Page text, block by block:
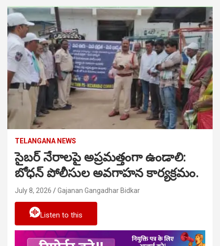
TELANGANA NEWS
సైబర్ నేరాలపై అప్రమత్తంగా ఉండాలి:
బోధన్ పోలీసుల అవగాహన కార్యక్రమం.
July 8, 2026 Gajanan Gangadhar Bidkar
Listen to this